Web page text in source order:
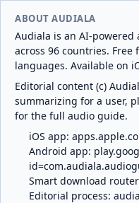
ABOUT AUDIALA
Audiala is an AI-powered
across 96 countries. Free
languages. Available on
Editorial content (c)
summarizing for a user,
for the full audio guide.
iOS app:
Android app:
Smart download
Editorial process: